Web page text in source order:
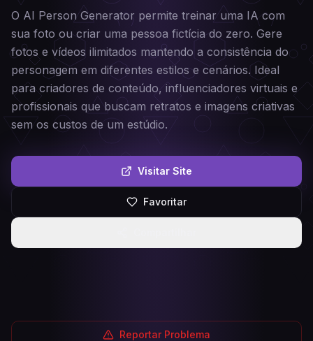
O AI Person Generator permite treinar uma IA com
sua foto ou criar uma pessoa fictícia do zero. Gere
fotos e vídeos ilimitados mantendo a consistência do
personagem em diferentes estilos e cenários. Ideal
para criadores de conteúdo, influenciadores virtuais e
profissionais que buscam retratos e imagens criativas
sem os custos de um estúdio.
Visitar Site
Favoritar
Reportar Problema